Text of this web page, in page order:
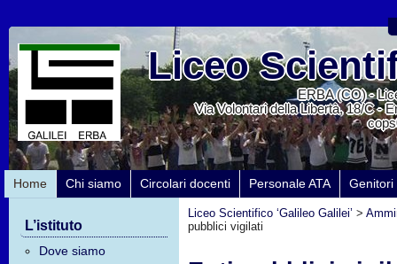
Liceo
ERBA (CO) -
Via Volontari della Libertà, 18/C -
Home Chi siamo Circolari docenti Personale ATA Genitori
L’istituto
Dove siamo
Liceo Scientifico ‘Galileo Galilei’ >
pubblici vigilati